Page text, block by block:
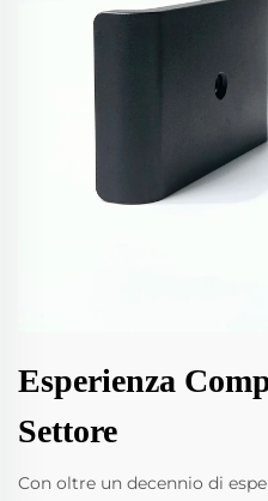
Esperienza
Settore
Con oltre un decennio di